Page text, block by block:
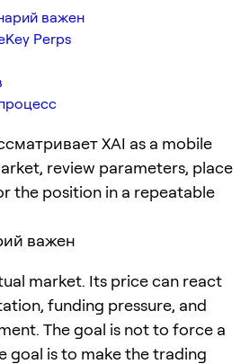
важен
Perps
XAI as a mobile
review parameters, place
the position in a repeatable
важен
market. Its price can react
funding pressure, and
The goal is not to force a
goal is to make the trading